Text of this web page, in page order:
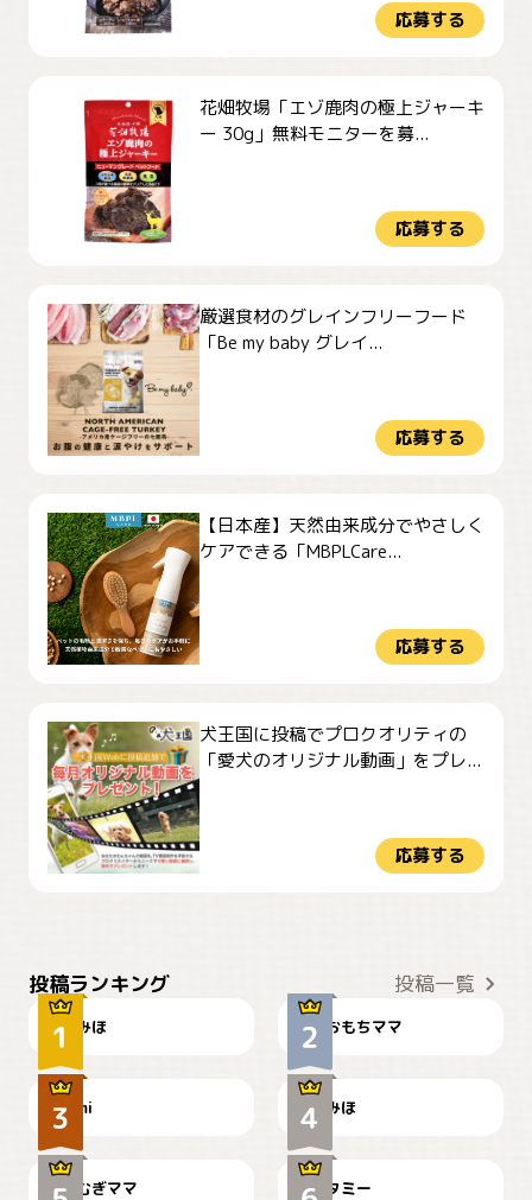
応募する
花畑牧場「エゾ鹿肉の極上ジャーキ
ー 30g」無料モニターを募...
応募する
厳選食材のグレインフリーフード
「Be my baby グレイ...
応募する
【日本産】天然由来成分でやさしく
ケアできる「MBPLCare...
応募する
犬王国に投稿でプロクオリティの
「愛犬のオリジナル動画」をプレ...
応募する
投稿ランキング 投稿一覧
みほ おもちママ
可愛い？
mi
見てるぞぉ
みほ
🌻とむぎ！
むぎママ
ドーベルマンのお友達邸に
て
タミー